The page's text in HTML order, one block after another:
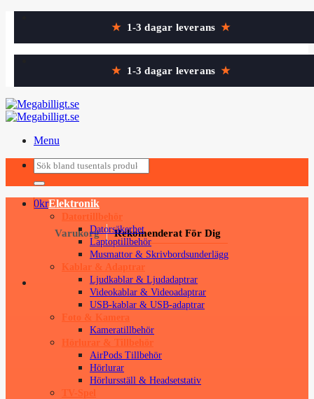
content
★ 1-3 dagar leverans ★
★ 1-3 dagar leverans ★
Menu
Sök
efter:
0kr
Varukorg Rekomenderat För Dig
Sök
efter:
Elektronik
Datortillbehör
Datorsäkerhet
Laptoptillbehör
Musmattor & Skrivbordsunderlägg
Kablar & Adaptrar
Ljudkablar & Ljudadaptrar
Videokablar & Videoadaptrar
USB-kablar & USB-adaptrar
Foto & Kamera
Kameratillbehör
Hörlurar & Tillbehör
AirPods Tillbehör
Hörlurar
Hörlursställ & Headsetstativ
TV-Spel